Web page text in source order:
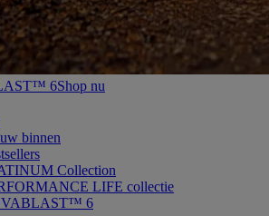
6Shop nu
binnen
Collection
LIFE collectie
6